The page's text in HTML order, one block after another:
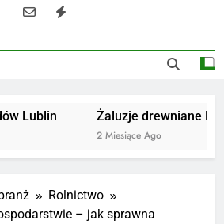
Lublin Żaluzje drewniane
2 Miesiące Ago
Rolnictwo
– jak sprawna